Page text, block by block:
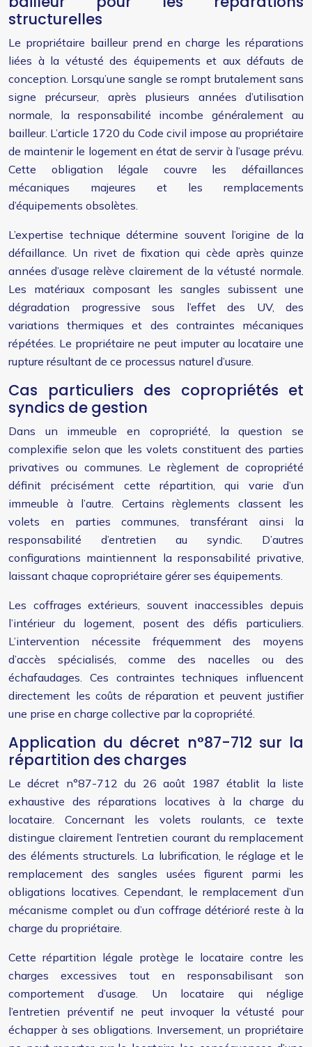
structurelles
Le propriétaire bailleur prend en charge les réparations
liées à la vétusté des équipements et aux défauts de
conception. Lorsqu’une sangle se rompt brutalement sans
signe précurseur, après plusieurs années d’utilisation
normale, la responsabilité incombe généralement au
bailleur. L’article 1720 du Code civil impose au propriétaire
de maintenir le logement en état de servir à l’usage prévu.
Cette obligation légale couvre les défaillances
mécaniques majeures et les remplacements
d’équipements obsolètes.
L’expertise technique détermine souvent l’origine de la
défaillance. Un rivet de fixation qui cède après quinze
années d’usage relève clairement de la vétusté normale.
Les matériaux composant les sangles subissent une
dégradation progressive sous l’effet des UV, des
variations thermiques et des contraintes mécaniques
répétées. Le propriétaire ne peut imputer au locataire une
rupture résultant de ce processus naturel d’usure.
Cas particuliers des copropriétés et
syndics de gestion
Dans un immeuble en copropriété, la question se
complexifie selon que les volets constituent des parties
privatives ou communes. Le règlement de copropriété
définit précisément cette répartition, qui varie d’un
immeuble à l’autre. Certains règlements classent les
volets en parties communes, transférant ainsi la
responsabilité d’entretien au syndic. D’autres
configurations maintiennent la responsabilité privative,
laissant chaque copropriétaire gérer ses équipements.
Les coffrages extérieurs, souvent inaccessibles depuis
l’intérieur du logement, posent des défis particuliers.
L’intervention nécessite fréquemment des moyens
d’accès spécialisés, comme des nacelles ou des
échafaudages. Ces contraintes techniques influencent
directement les coûts de réparation et peuvent justifier
une prise en charge collective par la copropriété.
Application du décret n°87-712 sur la
répartition des charges
Le décret n°87-712 du 26 août 1987 établit la liste
exhaustive des réparations locatives à la charge du
locataire. Concernant les volets roulants, ce texte
distingue clairement l’entretien courant du remplacement
des éléments structurels. La lubrification, le réglage et le
remplacement des sangles usées figurent parmi les
obligations locatives. Cependant, le remplacement d’un
mécanisme complet ou d’un coffrage détérioré reste à la
charge du propriétaire.
Cette répartition légale protège le locataire contre les
charges excessives tout en responsabilisant son
comportement d’usage. Un locataire qui néglige
l’entretien préventif ne peut invoquer la vétusté pour
échapper à ses obligations. Inversement, un propriétaire